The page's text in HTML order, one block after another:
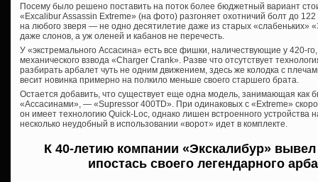
Посему было решено поставить на поток более бюджетный вариант
«Excalibur Assassin Extreme» (на фото) разгоняет охотничий болт до 122
на любого зверя — не одно десятилетие даже из старых «слабеньких»
даже слонов, а уж оленей и кабанов не перечесть.
У «экстремального Ассасина» есть все фишки, наличествующие у 420-
механического взвода «Charger Crank». Разве что отсутствует
разбирать арбалет чуть не одним движением, здесь же колодка с
весит новинка примерно на полкило меньше своего старшего брата.
Остается добавить, что существует еще одна модель, занимающая
«Ассасинами», — «Supressor 400TD». При одинаковых с «Extreme»
он имеет технологию Quick-Loc, однако лишен встроенного
несколько неудобный в использовании «ворот» идет в комплекте.
К 40-летию компании «Экскалибур»
ипостась своего легендарного